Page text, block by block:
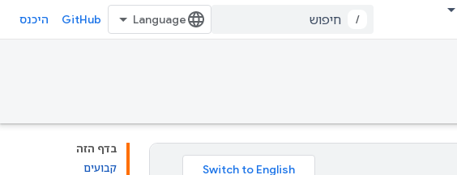
/
GitHub היכנס
בדף הזה
קבועים